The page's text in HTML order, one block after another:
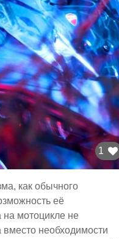
1
как обычного
её
на мотоцикле не
вместо необходимости